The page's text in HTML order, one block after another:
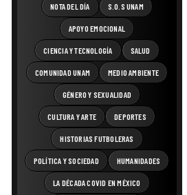
NOTA DEL DÍA S.O.S UNAM
APOYO EMOCIONAL
CIENCIA Y TECNOLOGÍA SALUD
COMUNIDAD UNAM MEDIO AMBIENTE
GÉNERO Y SEXUALIDAD
CULTURA Y ARTE DEPORTES
HISTORIAS FUTBOLERAS
POLÍTICA Y SOCIEDAD HUMANIDADES
LA DÉCADA COVID EN MÉXICO